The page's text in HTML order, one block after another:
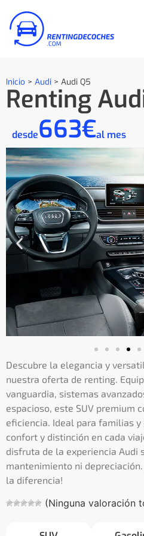
Inicio > Audi > Audi Q5
Renting
desde663€al mes
Descubre la elegancia y
nuestra oferta de renting.
vanguardia, sistemas
espacioso, este SUV premium
eficiencia. Ideal para familias
confort y distinción en cada
disfruta de la experiencia Audi
mantenimiento ni depreciación.
la diferencia!
(Ninguna valoración